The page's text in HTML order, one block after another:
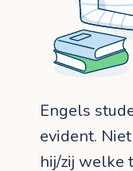
Engels
evident.
hij/zij welke